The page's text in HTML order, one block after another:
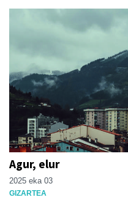
Agur, elur
2025 eka 03
GIZARTEA